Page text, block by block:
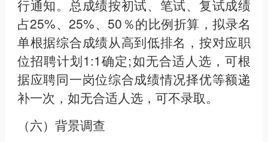
行通知。总成绩按初试、笔试、复试成绩
占25%、25%、50％的比例折算，拟录名
单根据综合成绩从高到低排名，按对应职
位招聘计划1:1确定;如无合适人选，可根
据应聘同一岗位综合成绩情况择优等额递
补一次，如无合适人选，可不录取。
（六）背景调查